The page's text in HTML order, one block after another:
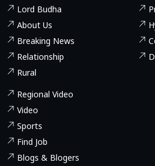
Lord Budha
About Us
Breaking News
Relationship
Rural
Regional Video
Video
Sports
Find Job
Blogs & Blogers